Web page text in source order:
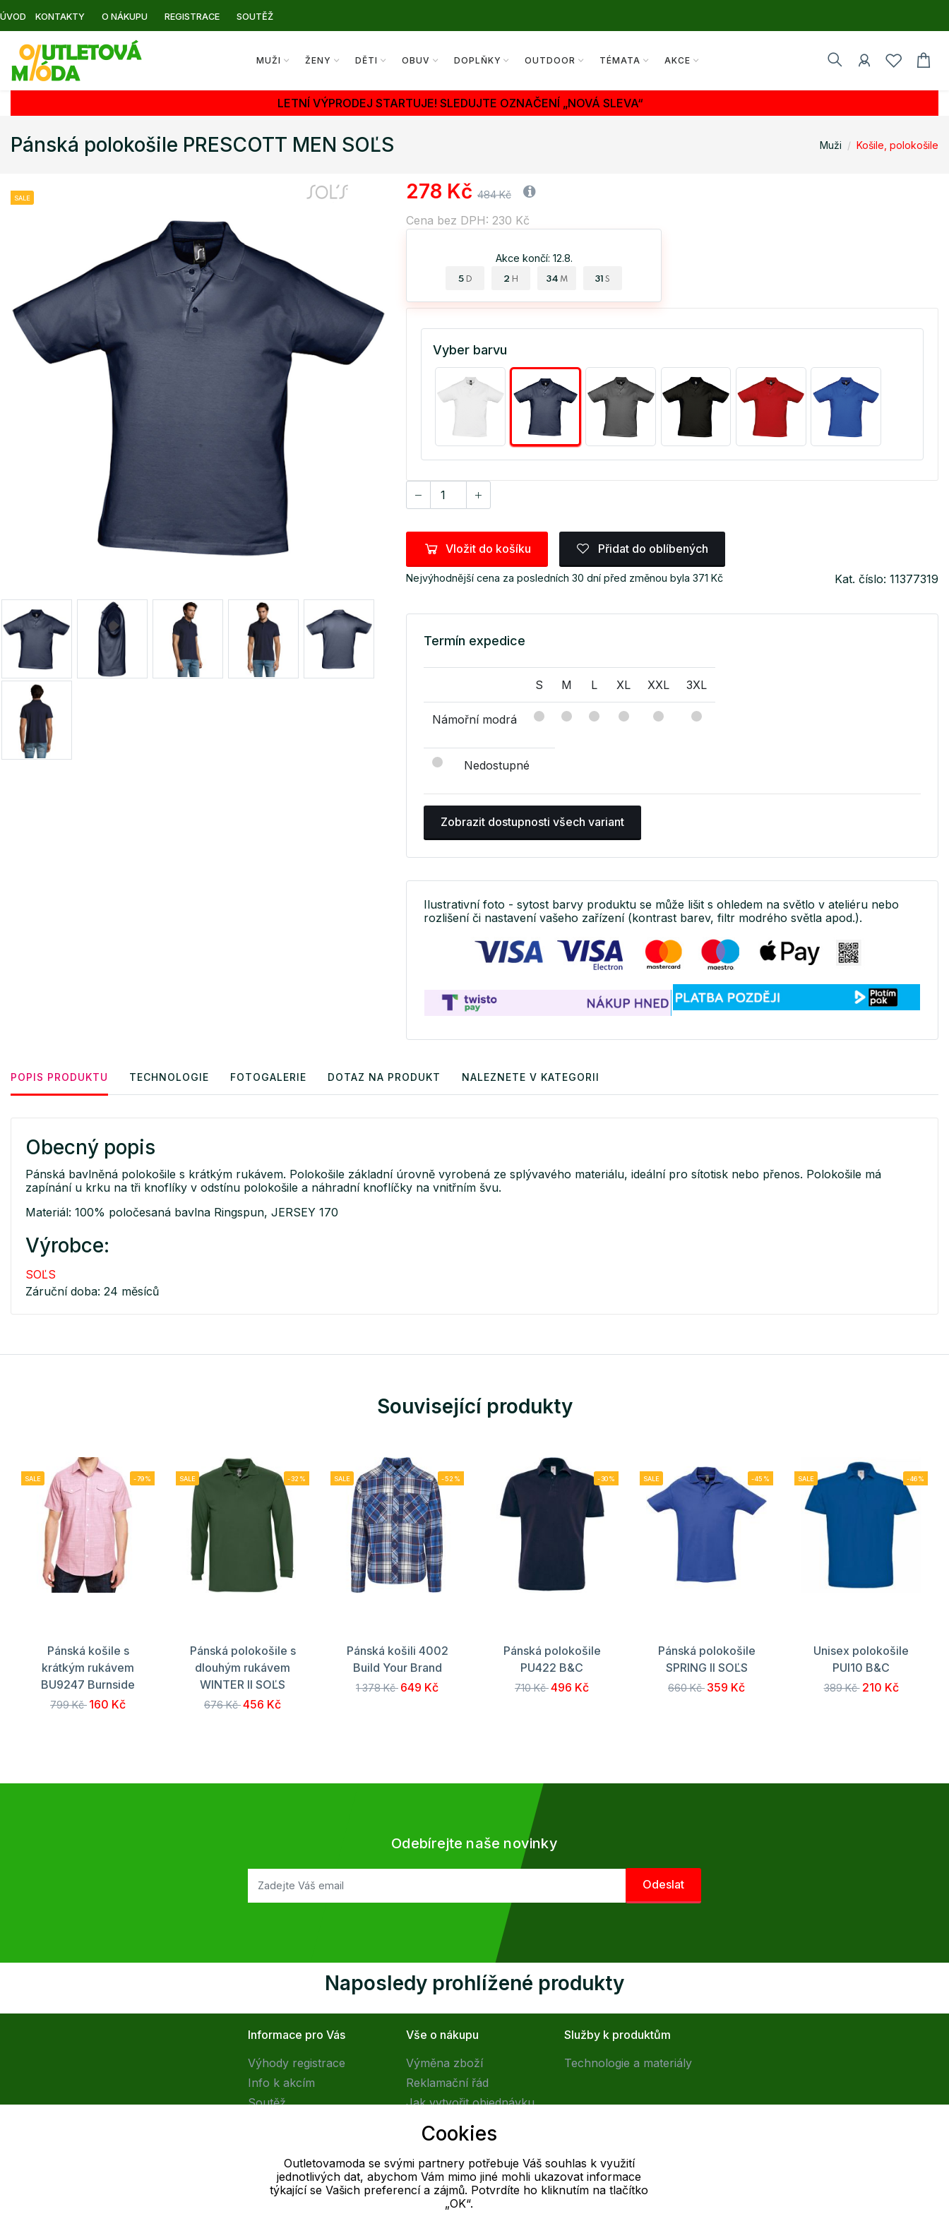
ÚVOD KONTAKTY O NÁKUPU REGISTRACE SOUTĚŽ
MUŽI ŽENY DĚTI OBUV DOPLŇKY OUTDOOR TÉMATA AKCE
LETNÍ VÝPRODEJ STARTUJE! SLEDUJTE OZNAČENÍ „NOVÁ SLEVA“
Pánská polokošile PRESCOTT MEN SOĽS Muži Košile, polokošile
SALE 278 Kč 484 Kč
Cena bez DPH: 230 Kč
Akce končí: 12.8.
5 D 2 H 34 M 30S
Vyber barvu
Vložit do košíku Přidat do oblíbených
Nejvýhodnější cena za posledních 30 dní před změnou byla 371 Kč Kat. číslo: 11377319
Termín expedice
S M L XL XXL 3XL
Námořní modrá
Nedostupné
Zobrazit dostupnosti všech variant
Ilustrativní foto - sytost barvy produktu se může lišit s ohledem na světlo v ateliéru nebo
rozlišení či nastavení vašeho zařízení (kontrast barev, filtr modrého světla apod.).
POPIS PRODUKTU TECHNOLOGIE FOTOGALERIE DOTAZ NA PRODUKT NALEZNETE V KATEGORII
Obecný popis
Pánská bavlněná polokošile s krátkým rukávem. Polokošile základní úrovně vyrobená ze splývavého materiálu, ideální pro sítotisk nebo přenos. Polokošile má
zapínání u krku na tři knoflíky v odstínu polokošile a náhradní knoflíčky na vnitřním švu.
Materiál: 100% poločesaná bavlna Ringspun, JERSEY 170
Výrobce:
SOĽS
Záruční doba: 24 měsíců
Související produkty
SALE -79%
Pánská košile s
krátkým rukávem
BU9247 Burnside
799 Kč 160 Kč
SALE -32%
Pánská polokošile s
dlouhým rukávem
WINTER II SOĽS
676 Kč456 Kč
SALE -52%
Pánská košili 4002
Build Your Brand
1 378 Kč 649 Kč
-30%
Pánská polokošile
PU422 B&C
710 Kč496 Kč
SALE -45%
Pánská polokošile
SPRING II SOĽS
660 Kč 359 Kč
SALE -46%
Unisex polokošile
PUI10 B&C
389 Kč 210 Kč
Odebírejte naše novinky
Naposledy prohlížené produkty
Informace pro Vás
Výhody registrace
Info k akcím
Soutěž
Vše o nákupu
Výměna zboží
Reklamační řád
Jak vytvořit objednávku
Obchodní podmínky
Doprava
Služby k produktům
Technologie a materiály
E-mail
Cookies
Outletovamoda se svými partnery potřebuje Váš souhlas k využití
jednotlivých dat, abychom Vám mimo jiné mohli ukazovat informace
týkající se Vašich preferencí a zájmů. Potvrdíte ho kliknutím na tlačítko
„OK“.